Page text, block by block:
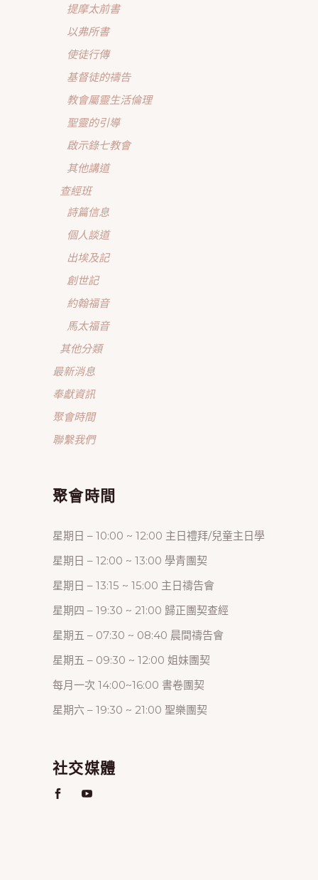
提摩太前書
以弗所書
使徒行傳
基督徒的禱告
教會屬靈生活倫理
聖靈的引導
啟示錄七教會
其他講道
查經班
詩篇信息
個人談道
出埃及記
創世記
約翰福音
馬太福音
其他分類
最新消息
奉獻資訊
聚會時間
聯繫我們
聚會時間
星期日 – 10:00 ~ 12:00 主日禮拜/兒童主日學
星期日 – 12:00 ~ 13:00 學青團契
星期日 – 13:15 ~ 15:00 主日禱告會
星期四 – 19:30 ~ 21:00 歸正團契查經
星期五 – 07:30 ~ 08:40 晨間禱告會
星期五 – 09:30 ~ 12:00 姐妹團契
每月一次 14:00~16:00 書卷團契
星期六 – 19:30 ~ 21:00 聖樂團契
社交媒體